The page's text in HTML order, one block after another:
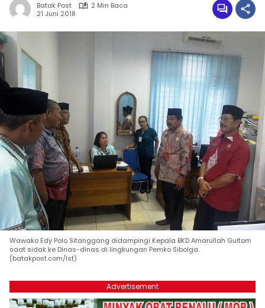
Batak Post
2 Min Baca
21 Juni 2018
Wawako Edy Polo Sitanggang didampingi Kepala BKD Amarullah Gultom
saat sidak ke Dinas-dinas di lingkungan Pemko Sibolga.
(batakpost.com/Ist)
Advertisement